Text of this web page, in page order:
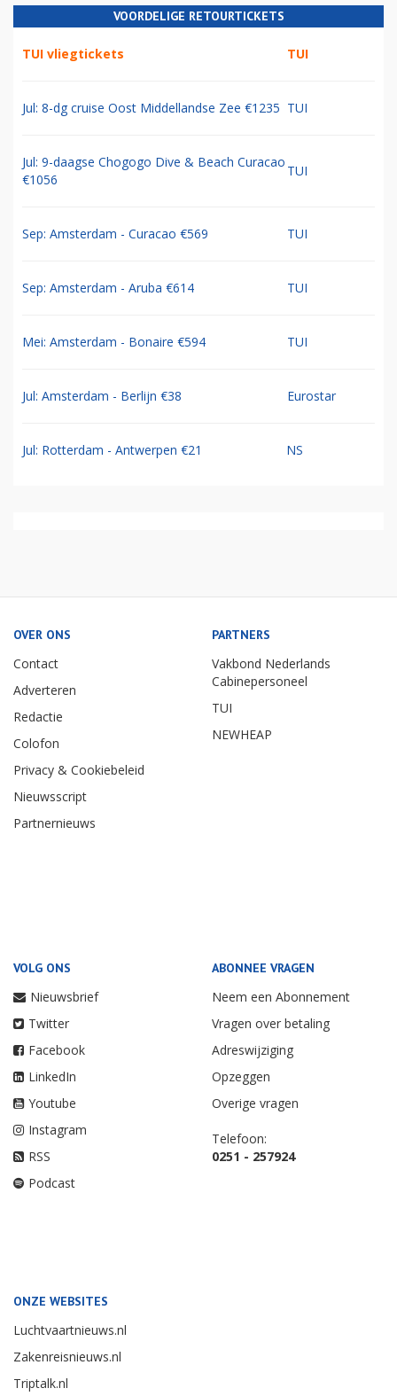
VOORDELIGE RETOURTICKETS
TUI vliegtickets TUI
Jul: 8-dg cruise Oost Middellandse Zee €1235 TUI
Jul: 9-daagse Chogogo Dive & Beach Curacao
€1056
TUI
Sep: Amsterdam - Curacao €569 TUI
Sep: Amsterdam - Aruba €614 TUI
Mei: Amsterdam - Bonaire €594 TUI
Jul: Amsterdam - Berlijn €38 Eurostar
Jul: Rotterdam - Antwerpen €21 NS
OVER ONS
Contact
Adverteren
Redactie
Colofon
Privacy & Cookiebeleid
Nieuwsscript
Partnernieuws
PARTNERS
Vakbond Nederlands
Cabinepersoneel
TUI
NEWHEAP
VOLG ONS
Nieuwsbrief
Twitter
Facebook
LinkedIn
Youtube
Instagram
RSS
Podcast
ABONNEE VRAGEN
Neem een Abonnement
Vragen over betaling
Adreswijziging
Opzeggen
Overige vragen
Telefoon:
0251 - 257924
ONZE WEBSITES
Luchtvaartnieuws.nl
Zakenreisnieuws.nl
Triptalk.nl